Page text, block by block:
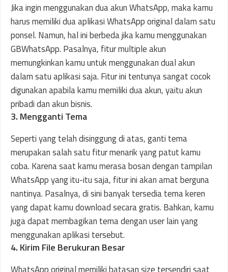
Jika ingin menggunakan dua akun WhatsApp, maka kamu
harus memiliki dua aplikasi WhatsApp original dalam satu
ponsel. Namun, hal ini berbeda jika kamu menggunakan
GBWhatsApp. Pasalnya, fitur multiple akun
memungkinkan kamu untuk menggunakan dual akun
dalam satu aplikasi saja. Fitur ini tentunya sangat cocok
digunakan apabila kamu memiliki dua akun, yaitu akun
pribadi dan akun bisnis.
3. Mengganti Tema
Seperti yang telah disinggung di atas, ganti tema
merupakan salah satu fitur menarik yang patut kamu
coba. Karena saat kamu merasa bosan dengan tampilan
WhatsApp yang itu-itu saja, fitur ini akan amat berguna
nantinya. Pasalnya, di sini banyak tersedia tema keren
yang dapat kamu download secara gratis. Bahkan, kamu
juga dapat membagikan tema dengan user lain yang
menggunakan aplikasi tersebut.
4. Kirim File Berukuran Besar
WhatsApp original memiliki batasan size tersendiri saat